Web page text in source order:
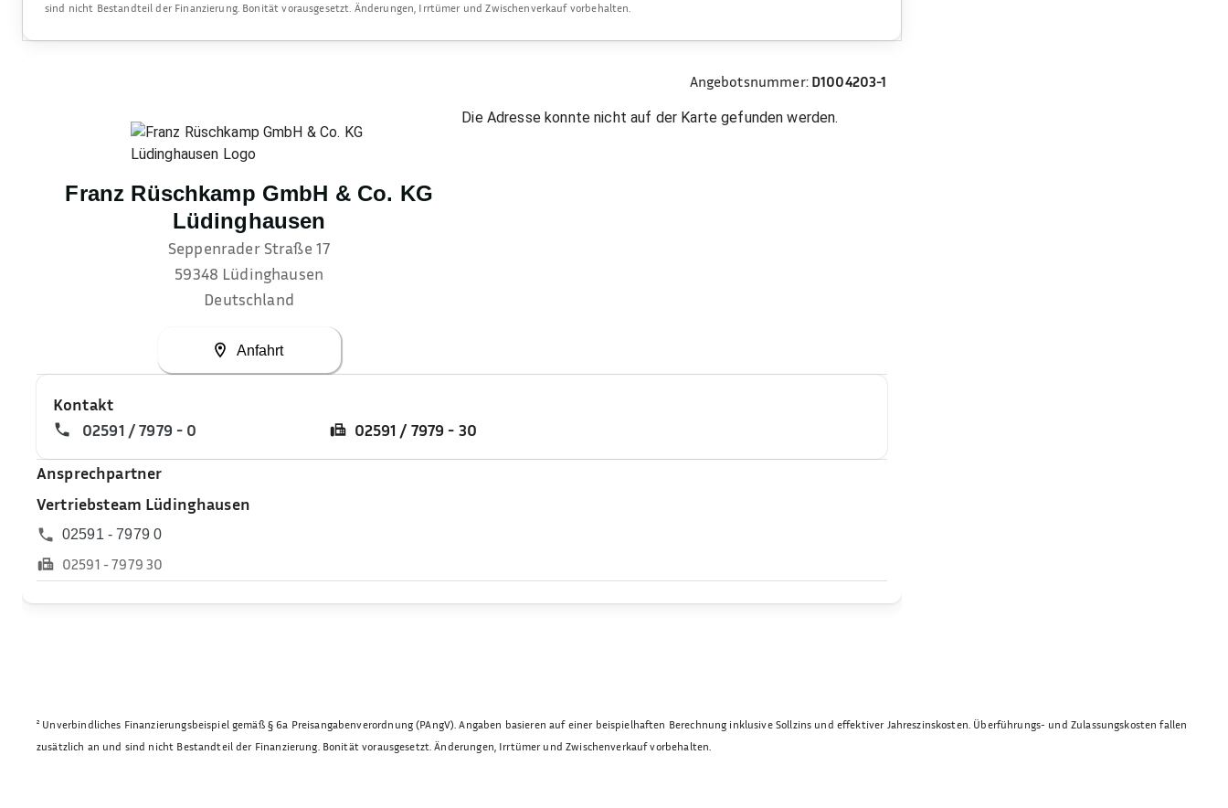
sind nicht Bestandteil der Finanzierung. Bonität vorausgesetzt. Änderungen, Irrtümer und Zwischenverkauf vorbehalten.
Angebotsnummer: D1004203-1
Franz Rüschkamp GmbH & Co. KG
Lüdinghausen
Seppenrader Straße 17
59348 Lüdinghausen
Deutschland
Anfahrt
Die Adresse konnte nicht auf der Karte gefunden werden.
Kontakt
02591 / 7979 - 0
02591 / 7979 - 30
Ansprechpartner
Vertriebsteam Lüdinghausen
02591 - 7979 0
02591 - 7979 30
² Unverbindliches Finanzierungsbeispiel gemäß § 6a Preisangabenverordnung (PAngV). Angaben basieren auf einer beispielhaften Berechnung inklusive Sollzins und effektiver Jahreszinskosten. Überführungs- und Zulassungskosten fallen
zusätzlich an und sind nicht Bestandteil der Finanzierung. Bonität vorausgesetzt. Änderungen, Irrtümer und Zwischenverkauf vorbehalten.